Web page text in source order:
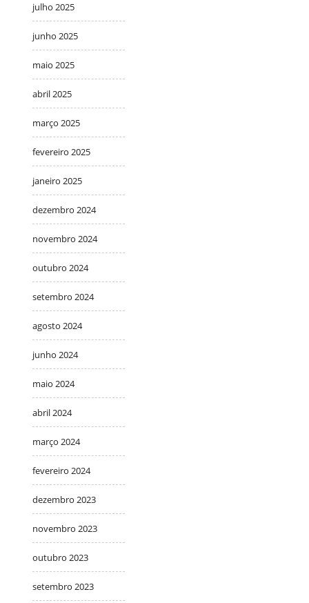
julho 2025
junho 2025
maio 2025
abril 2025
março 2025
fevereiro 2025
janeiro 2025
dezembro 2024
novembro 2024
outubro 2024
setembro 2024
agosto 2024
junho 2024
maio 2024
abril 2024
março 2024
fevereiro 2024
dezembro 2023
novembro 2023
outubro 2023
setembro 2023